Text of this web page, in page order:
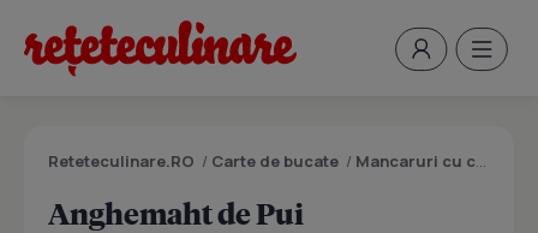
Reteteculinare.RO / Carte de bucate / Mancaruri cu carne
Anghemaht de Pui